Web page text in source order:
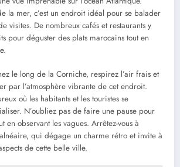
la mer, c’est un endroit idéal pour se balader
visites. De nombreux cafés et restaurants y
pour déguster des plats marocains tout en
le long de la Corniche, respirez l’air frais et
par l’atmosphère vibrante de cet endroit.
où les habitants et les touristes se
N’oubliez pas de faire une pause pour
en observant les vagues. Arrêtez-vous à
qui dégage un charme rétro et invite à
de cette belle ville.